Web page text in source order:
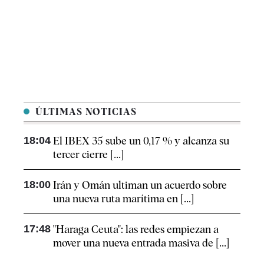
ÚLTIMAS NOTICIAS
18:04 El IBEX 35 sube un 0,17 % y alcanza su
tercer cierre [...]
18:00 Irán y Omán ultiman un acuerdo sobre
una nueva ruta marítima en [...]
17:48 "Haraga Ceuta": las redes empiezan a
mover una nueva entrada masiva de [...]